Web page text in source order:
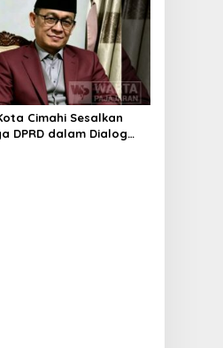
Cimahi Sesalkan
DPRD dalam Dialog